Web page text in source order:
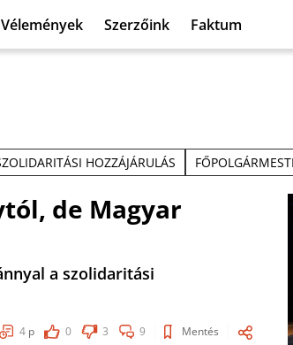
Vélemények Szerzőink Faktum
HOZZÁJÁRULÁS
de Magyar
a szolidaritási
4 p 0 3 9 Mentés